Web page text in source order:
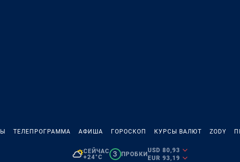
ТЕЛЕПРОГРАММА АФИША ГОРОСКОП КУРСЫ ВАЛЮТ ZODY
СЕЙЧАС
+24°C
3 ПРОБКИ
USD 80,93
EUR 93,19